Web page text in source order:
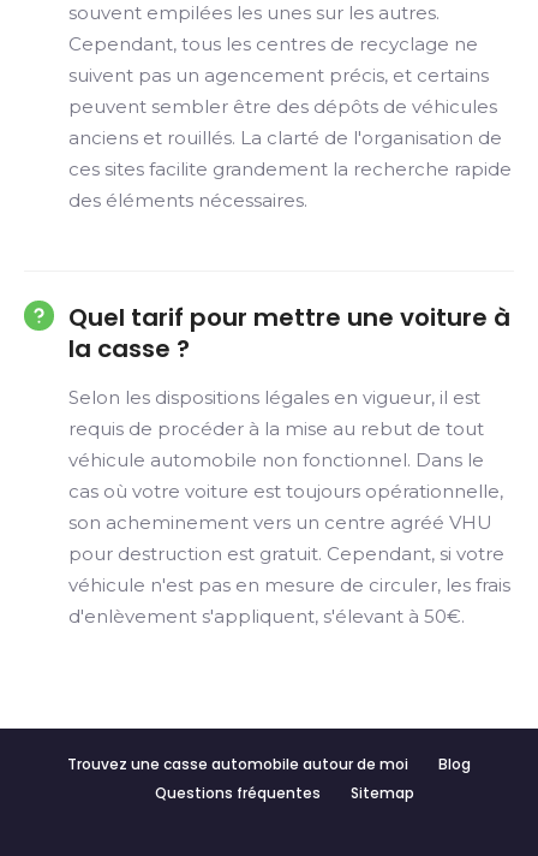
souvent empilées les unes sur les autres.
Cependant, tous les centres de recyclage ne
suivent pas un agencement précis, et certains
peuvent sembler être des dépôts de véhicules
anciens et rouillés. La clarté de l'organisation de
ces sites facilite grandement la recherche rapide
des éléments nécessaires.
Quel tarif pour mettre une voiture à
la casse ?
Selon les dispositions légales en vigueur, il est
requis de procéder à la mise au rebut de tout
véhicule automobile non fonctionnel. Dans le
cas où votre voiture est toujours opérationnelle,
son acheminement vers un centre agréé VHU
pour destruction est gratuit. Cependant, si votre
véhicule n'est pas en mesure de circuler, les frais
d'enlèvement s'appliquent, s'élevant à 50€.
Trouvez une casse automobile autour de moi
Blog
Questions fréquentes
Sitemap